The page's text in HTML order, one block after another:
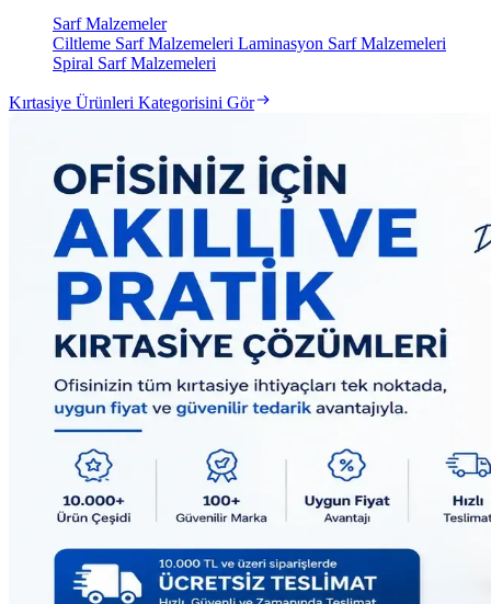
Sarf Malzemeler
Ciltleme Sarf Malzemeleri Laminasyon Sarf Malzemeleri
Spiral Sarf Malzemeleri
Kırtasiye Ürünleri Kategorisini Gör